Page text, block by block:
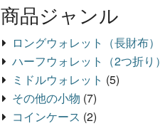
商品ジャンル
ロングウォレット（長財布）
ハーフウォレット（2つ折り）
ミドルウォレット (5)
その他の小物 (7)
コインケース (2)